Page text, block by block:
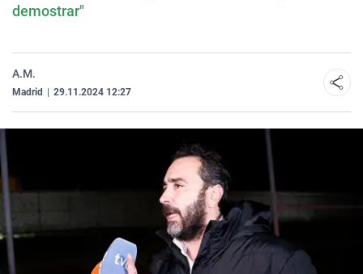
demostrar"
A.M.
Madrid 29.11.2024 12:27